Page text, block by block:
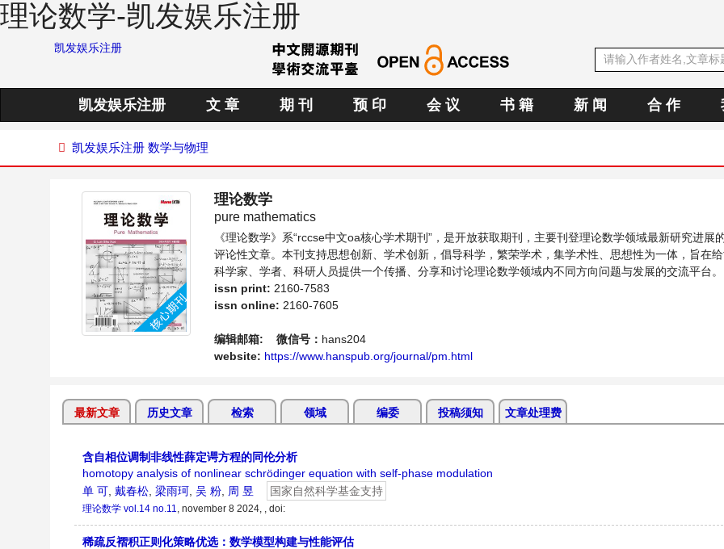
理论数学-凯发娱乐注册
凯发娱乐注册
凯发娱乐注册 文 章 期 刊 预 印 会 议 书 籍 新 闻 合 作
凯发娱乐注册 数学与物理
理论数学
pure mathematics
《理论数学》系“rccse中文oa核心学术期刊”，是开放获取期刊，主要刊登理论数学领域最新研究进展
评论性文章。本刊支持思想创新、学术创新，倡导科学，繁荣学术，集学术性、思想性为一体，旨在
科学家、学者、科研人员提供一个传播、分享和讨论理论数学领域内不同方向问题与发展的交流平台。
issn print: 2160-7583
issn online: 2160-7605
编辑邮箱: 微信号： hans204
website: https://www.hanspub.org/journal/pm.html
最新文章 历史文章 检索 领域 编委 投稿须知 文章处理费
含自相位调制非线性薛定谔方程的同伦分析
homotopy analysis of nonlinear schrödinger equation with self-phase modulation
单 可 戴春松 梁雨珂 吴 粉 周 昱 国家自然科学基金支持
理论数学 vol.14 no.11, november 8 2024, , doi:
稀疏反褶积正则化策略优选：数学模型构建与性能评估